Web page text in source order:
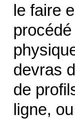
le faire
devras
de
ligne,